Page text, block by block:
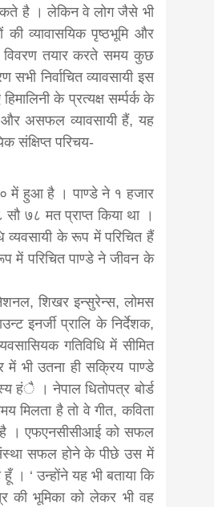
है । लेकिन वे लोग जैसे भी
व्यावासयिक पृष्ठभूमि और
विवरण तयार करते समय कुछ
निर्वाचित व्यावसायी इस
के प्रत्यक्ष सर्म्पर्क के
और असफल व्यावसायी हैं, यह
संक्षिप्त परिचय-
में हुआ है । पाण्डे ने १ हजार
सौ ७८ मत प्राप्त किया था ।
व्यवसायी के रूप में परिचित हैं
में परिचित पाण्डे ने जीवन के
शिखर इन्सुरेन्स, लोमस
इनर्जी प्रालि के निर्देशक,
गतिविधि में सीमित
में भी उतना ही सक्रिय पाण्डे
हंै । नेपाल धितोपत्र बोर्ड
मिलता है तो वे गीत, कविता
है । एफएनसीसीआई को सफल
संस्था सफल होने के पीछे उस में
। ‘ उन्होंने यह भी बताया कि
की भूमिका को लेकर भी वह